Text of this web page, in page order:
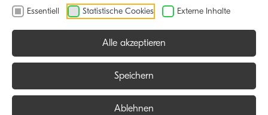
Essentiell Statistische Cookies Externe Inhalte
Alle akzeptieren
Speichern
Ablehnen